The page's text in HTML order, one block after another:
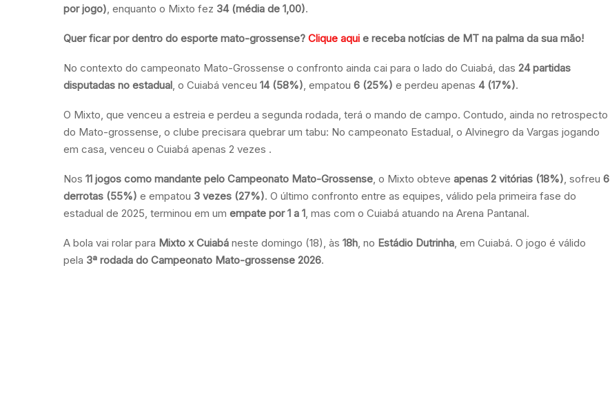
por jogo), enquanto o Mixto fez 34 (média de 1,00).
Quer ficar por dentro do esporte mato-grossense? Clique aqui e receba notícias de MT na palma da sua mão!
No contexto do campeonato Mato-Grossense o confronto ainda cai para o lado do Cuiabá, das 24 partidas
disputadas no estadual, o Cuiabá venceu 14 (58%), empatou 6 (25%) e perdeu apenas 4 (17%).
O Mixto, que venceu a estreia e perdeu a segunda rodada, terá o mando de campo. Contudo, ainda no retrospecto
do Mato-grossense, o clube precisara quebrar um tabu: No campeonato Estadual, o Alvinegro da Vargas jogando
em casa, venceu o Cuiabá apenas 2 vezes .
Nos 11 jogos como mandante pelo Campeonato Mato-Grossense, o Mixto obteve apenas 2 vitórias (18%), sofreu 6
derrotas (55%) e empatou 3 vezes (27%). O último confronto entre as equipes, válido pela primeira fase do
estadual de 2025, terminou em um empate por 1 a 1, mas com o Cuiabá atuando na Arena Pantanal.
A bola vai rolar para Mixto x Cuiabá neste domingo (18), às 18h, no Estádio Dutrinha, em Cuiabá. O jogo é válido
pela 3ª rodada do Campeonato Mato-grossense 2026.